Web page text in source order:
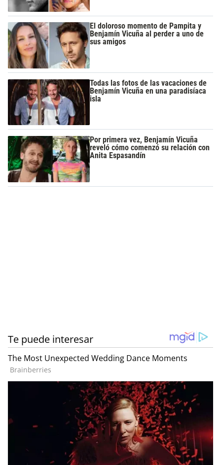
El doloroso momento de Pampita y
Benjamín Vicuña al perder a uno de
sus amigos
Todas las fotos de las vacaciones de
Benjamín Vicuña en una paradisíaca
isla
Por primera vez, Benjamín Vicuña
reveló cómo comenzó su relación con
Anita Espasandín